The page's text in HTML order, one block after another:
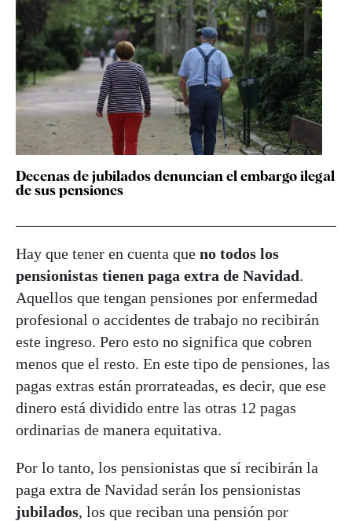
Decenas de jubilados denuncian el embargo ilegal
de sus pensiones
Hay que tener en cuenta que no todos los
pensionistas tienen paga extra de Navidad.
Aquellos que tengan pensiones por enfermedad
profesional o accidentes de trabajo no recibirán
este ingreso. Pero esto no significa que cobren
menos que el resto. En este tipo de pensiones, las
pagas extras están prorrateadas, es decir, que ese
dinero está dividido entre las otras 12 pagas
ordinarias de manera equitativa.
Por lo tanto, los pensionistas que sí recibirán la
paga extra de Navidad serán los pensionistas
jubilados, los que reciban una pensión por